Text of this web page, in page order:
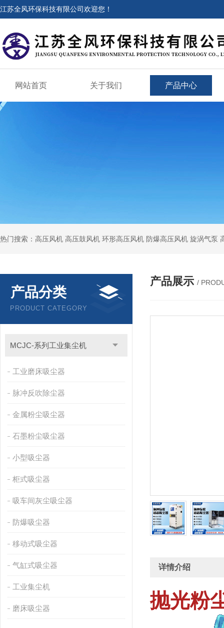
江苏全风环保科技有限公司欢迎您！
网站首页 关于我们 产品中心
热门搜索：高压风机 高压鼓风机 环形高压风机 防爆高压风机 旋涡气泵
产品分类
PRODUCT CATEGORY
MCJC-系列工业集尘机
工业磨床吸尘器
脉冲反吹除尘器
金属粉尘吸尘器
石墨粉尘吸尘器
小型吸尘器
柜式吸尘器
吸车间灰尘吸尘器
防爆吸尘器
移动式吸尘器
气缸式吸尘器
工业集尘机
磨床吸尘器
产品展示 /
详情介绍
抛光粉